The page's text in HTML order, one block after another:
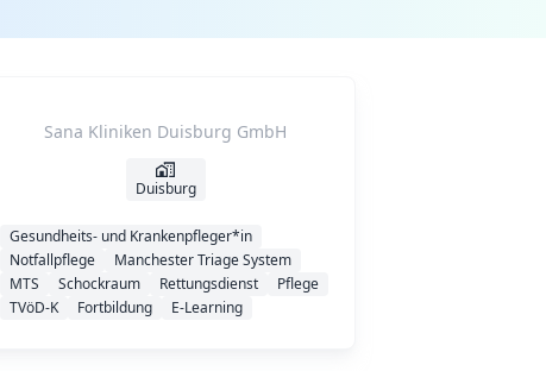
Sana Kliniken Duisburg GmbH
Duisburg
Gesundheits- und Krankenpfleger*in
Notfallpflege
Manchester Triage System
MTS
Schockraum Rettungsdienst
Pflege
TVöD-K
Fortbildung E-Learning